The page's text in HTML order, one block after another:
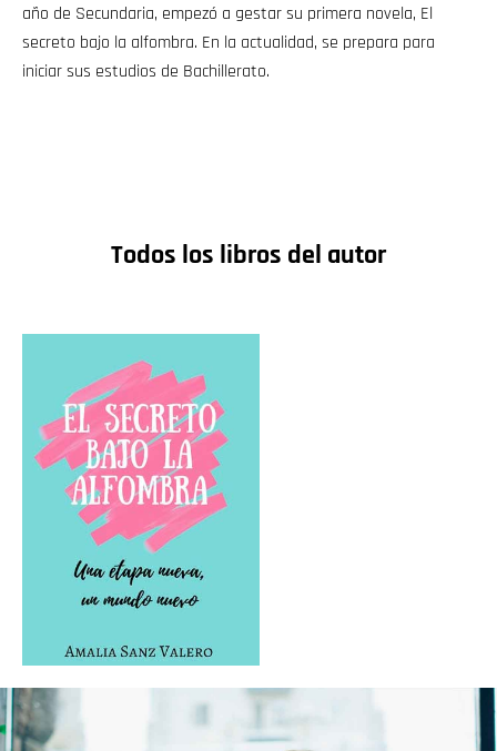
año de Secundaria, empezó a gestar su primera novela, El
secreto bajo la alfombra. En la actualidad, se prepara para
iniciar sus estudios de Bachillerato.
Todos los libros del autor